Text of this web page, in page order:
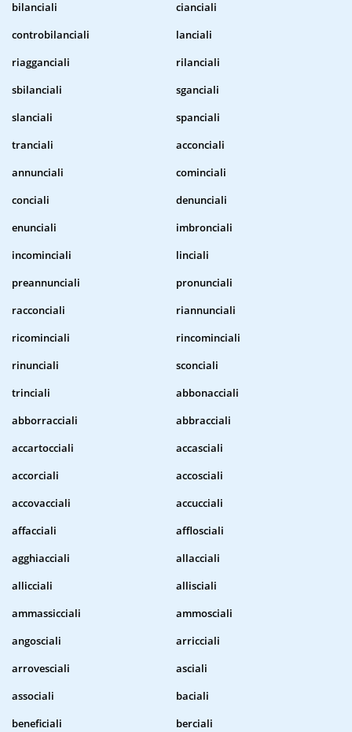
bilanciali
cianciali
controbilanciali
lanciali
riagganciali
rilanciali
sbilanciali
sganciali
slanciali
spanciali
tranciali
acconciali
annunciali
cominciali
conciali
denunciali
enunciali
imbronciali
incominciali
linciali
preannunciali
pronunciali
racconciali
riannunciali
ricominciali
rincominciali
rinunciali
sconciali
trinciali
abbonacciali
abborracciali
abbracciali
accartocciali
accasciali
accorciali
accosciali
accovacciali
accucciali
affacciali
afflosciali
agghiacciali
allacciali
allicciali
allisciali
ammassicciali
ammosciali
angosciali
arricciali
arrovesciali
asciali
associali
baciali
beneficiali
berciali